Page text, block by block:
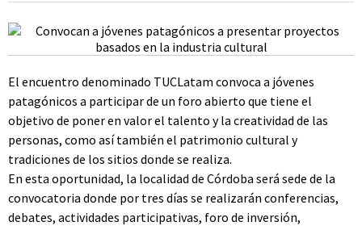
El encuentro denominado TUCLatam convoca a jóvenes
patagónicos a participar de un foro abierto que tiene el
objetivo de poner en valor el talento y la creatividad de las
personas, como así también el patrimonio cultural y
tradiciones de los sitios donde se realiza.
En esta oportunidad, la localidad de Córdoba será sede de la
convocatoria donde por tres días se realizarán conferencias,
debates, actividades participativas, foro de inversión,